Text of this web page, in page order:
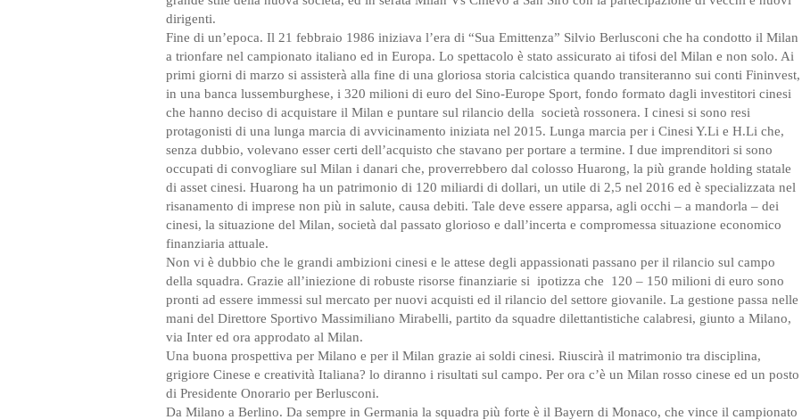
dirigenti.
Fine di un’epoca. Il 21 febbraio 1986 iniziava l’era di “Sua Emittenza” Silvio Berlusconi che ha condotto il Milan
a trionfare nel campionato italiano ed in Europa. Lo spettacolo è stato assicurato ai tifosi del Milan e non solo. Ai
primi giorni di marzo si assisterà alla fine di una gloriosa storia calcistica quando transiteranno sui conti Fininvest,
in una banca lussemburghese, i 320 milioni di euro del Sino-Europe Sport, fondo formato dagli investitori cinesi
che hanno deciso di acquistare il Milan e puntare sul rilancio della società rossonera. I cinesi si sono resi
protagonisti di una lunga marcia di avvicinamento iniziata nel 2015. Lunga marcia per i Cinesi Y.Li e H.Li che,
senza dubbio, volevano esser certi dell’acquisto che stavano per portare a termine. I due imprenditori si sono
occupati di convogliare sul Milan i danari che, proverrebbero dal colosso Huarong, la più grande holding statale
di asset cinesi. Huarong ha un patrimonio di 120 miliardi di dollari, un utile di 2,5 nel 2016 ed è specializzata nel
risanamento di imprese non più in salute, causa debiti. Tale deve essere apparsa, agli occhi – a mandorla – dei
cinesi, la situazione del Milan, società dal passato glorioso e dall’incerta e compromessa situazione economico
finanziaria attuale.
Non vi è dubbio che le grandi ambizioni cinesi e le attese degli appassionati passano per il rilancio sul campo
della squadra. Grazie all’iniezione di robuste risorse finanziarie si ipotizza che 120 – 150 milioni di euro sono
pronti ad essere immessi sul mercato per nuovi acquisti ed il rilancio del settore giovanile. La gestione passa nelle
mani del Direttore Sportivo Massimiliano Mirabelli, partito da squadre dilettantistiche calabresi, giunto a Milano,
via Inter ed ora approdato al Milan.
Una buona prospettiva per Milano e per il Milan grazie ai soldi cinesi. Riuscirà il matrimonio tra disciplina,
grigiore Cinese e creatività Italiana? lo diranno i risultati sul campo. Per ora c’è un Milan rosso cinese ed un posto
di Presidente Onorario per Berlusconi.
Da Milano a Berlino. Da sempre in Germania la squadra più forte è il Bayern di Monaco, che vince il campionato